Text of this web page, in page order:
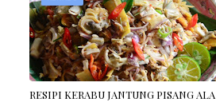
RESIPI KERABU JANTUNG PISANG ALA